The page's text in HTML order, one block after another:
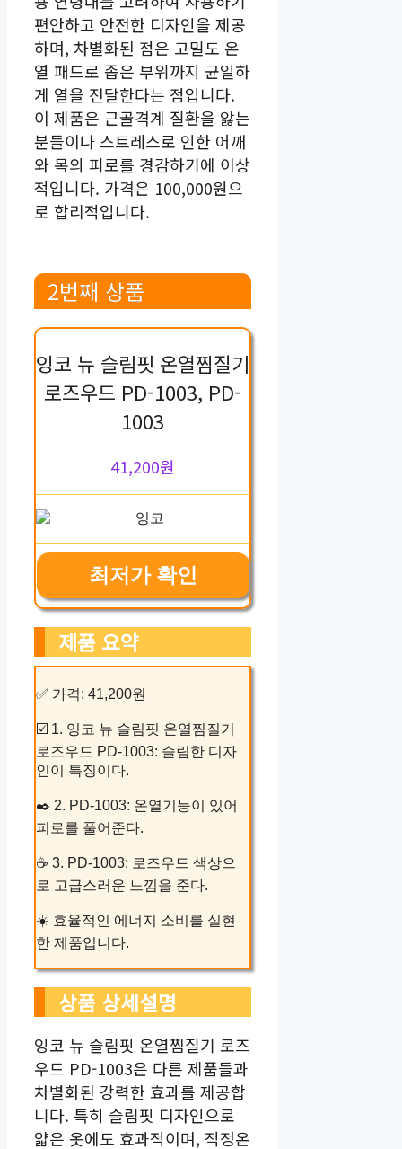
편안하고 안전한 디자인을 제공
하며, 차별화된 점은 고밀도 온
열 패드로 좁은 부위까지 균일하
게 열을 전달한다는 점입니다.
이 제품은 근골격계 질환을 앓는
분들이나 스트레스로 인한 어깨
와 목의 피로를 경감하기에 이상
적입니다. 가격은 100,000원으
로 합리적입니다.
2번째 상품
잉코 뉴 슬림핏 온열찜질기
로즈우드 PD-1003, PD-
1003
41,200원
최저가 확인
제품 요약
✅ 가격: 41,200원
☑️ 1. 잉코 뉴 슬림핏 온열찜질기
로즈우드 PD-1003: 슬림한 디자
인이 특징이다.
✒️ 2. PD-1003: 온열기능이 있어
피로를 풀어준다.
☕ 3. PD-1003: 로즈우드 색상으
로 고급스러운 느낌을 준다.
☀️ 효율적인 에너지 소비를 실현
한 제품입니다.
상품 상세설명
잉코 뉴 슬림핏 온열찜질기 로즈
우드 PD-1003은 다른 제품들과
차별화된 강력한 효과를 제공합
니다. 특히 슬림핏 디자인으로
얇은 옷에도 효과적이며, 적정온